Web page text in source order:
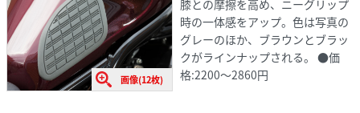
画像(12枚)
膝との摩擦を高め、ニーグリップ
時の一体感をアップ。色は写真の
グレーのほか、ブラウンとブラッ
クがラインナップされる。 ●価
格:2200～2860円